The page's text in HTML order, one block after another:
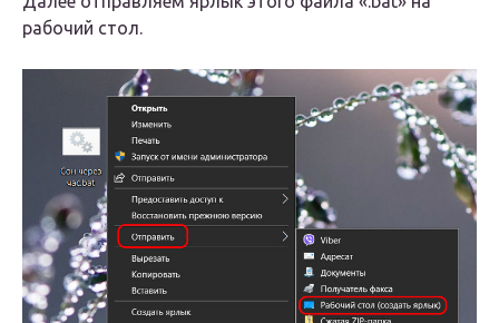
рабочий стол.